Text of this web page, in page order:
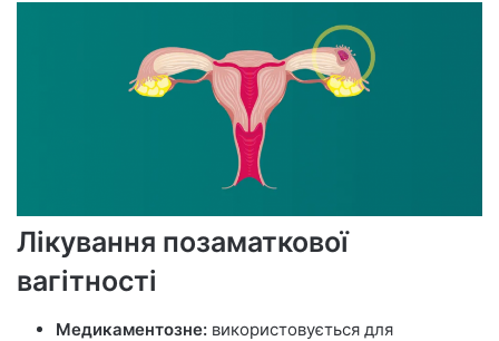
Лікування позаматкової
вагітності
Медикаментозне: використовується для